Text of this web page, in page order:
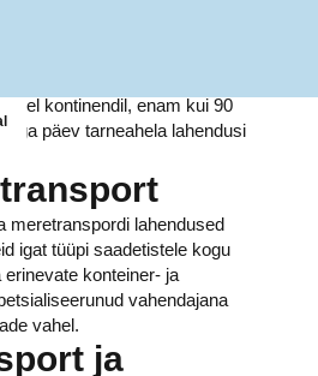
kontinendil, enam kui 90
iga päev tarneahela lahendusi
meretranspordi lahendused
igat tüüpi saadetistele kogu
konteiner- ja
vahendajana
vahel.
ja